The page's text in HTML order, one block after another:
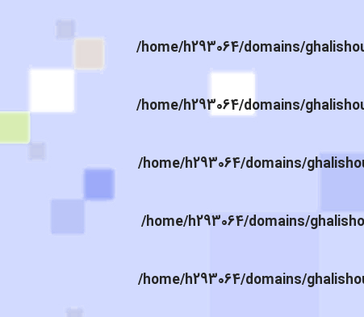
/home/h293064/domains/
/home/h293064/domains/
/home/h293064/domains/
/home/h293064/domains/
/home/h293064/domains/